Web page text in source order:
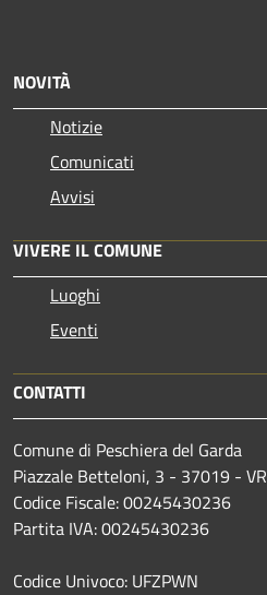
NOVITÀ
Notizie
Comunicati
Avvisi
VIVERE IL COMUNE
Luoghi
Eventi
CONTATTI
Comune di Peschiera del Garda
Piazzale Betteloni, 3 - 37019 - VR
Codice Fiscale: 00245430236
Partita IVA: 00245430236
Codice Univoco: UFZPWN